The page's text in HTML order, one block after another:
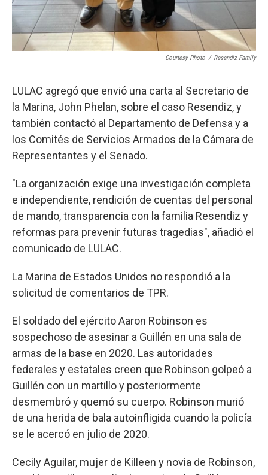
Courtesy Photo / Resendiz Family
LULAC agregó que envió una carta al Secretario de
la Marina, John Phelan, sobre el caso Resendiz, y
también contactó al Departamento de Defensa y a
los Comités de Servicios Armados de la Cámara de
Representantes y el Senado.
"La organización exige una investigación completa
e independiente, rendición de cuentas del personal
de mando, transparencia con la familia Resendiz y
reformas para prevenir futuras tragedias", añadió el
comunicado de LULAC.
La Marina de Estados Unidos no respondió a la
solicitud de comentarios de TPR.
El soldado del ejército Aaron Robinson es
sospechoso de asesinar a Guillén en una sala de
armas de la base en 2020. Las autoridades
federales y estatales creen que Robinson golpeó a
Guillén con un martillo y posteriormente
desmembró y quemó su cuerpo. Robinson murió
de una herida de bala autoinfligida cuando la policía
se le acercó en julio de 2020.
Cecily Aguilar, mujer de Killeen y novia de Robinson,